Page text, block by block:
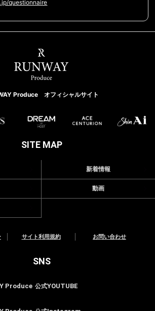
questionnaire
Produce オフィシャルサイト
SITE MAP
新着情報
動画
サイト利用規約 お問い合わせ
SNS
Produce 公式YOUTUBE